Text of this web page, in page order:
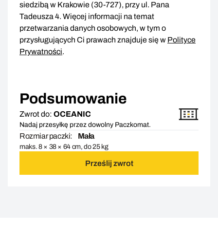
siedzibą w Krakowie (30-727), przy ul. Pana
Tadeusza 4. Więcej informacji na temat
przetwarzania danych osobowych, w tym o
przysługujących Ci prawach znajduje się w Polityce
Prywatności.
Podsumowanie
Zwrot do: OCEANIC
Nadaj przesyłkę przez dowolny Paczkomat.
Rozmiar paczki: Mała
maks. 8 × 38 × 64 cm, do 25 kg
Prześlij zwrot